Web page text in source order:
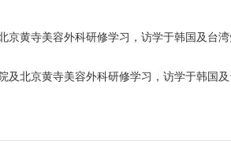
黄寺美容外科研修学习，访学于韩国及台
北京黄寺美容外科研修学习，访学于韩国